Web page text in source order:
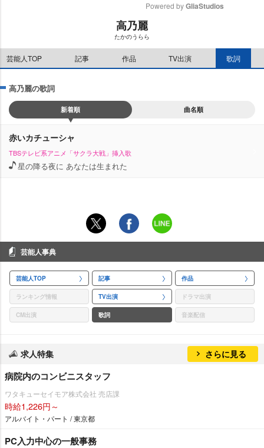
e
Powered by GliaStudios
高乃麗
たかのうらら
芸能人TOP 記事 作品 TV出演 歌詞
高乃麗の歌詞
新着順 曲名順
赤いカチューシャ
TBSテレビ系アニメ「サクラ大戦」挿入歌
星の降る夜に あなたは生まれた
芸能人事典
芸能人TOP 記事 作品
ランキング情報 TV出演 ドラマ出演
CM出演 歌詞 音楽配信
求人特集 さらに見る
病院内のコンビニスタッフ
ワタキューセイモア株式会社 売店課
時給1,226円～
アルバイト・パート / 東京都
PC入力中心の一般事務